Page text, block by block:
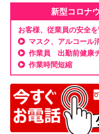
新型コロナ
お客様、従業員の安全
マスク、アルコール
作業員 出勤前健康
作業時間短縮